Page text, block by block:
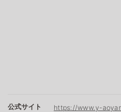
公式サイト https://www.y-